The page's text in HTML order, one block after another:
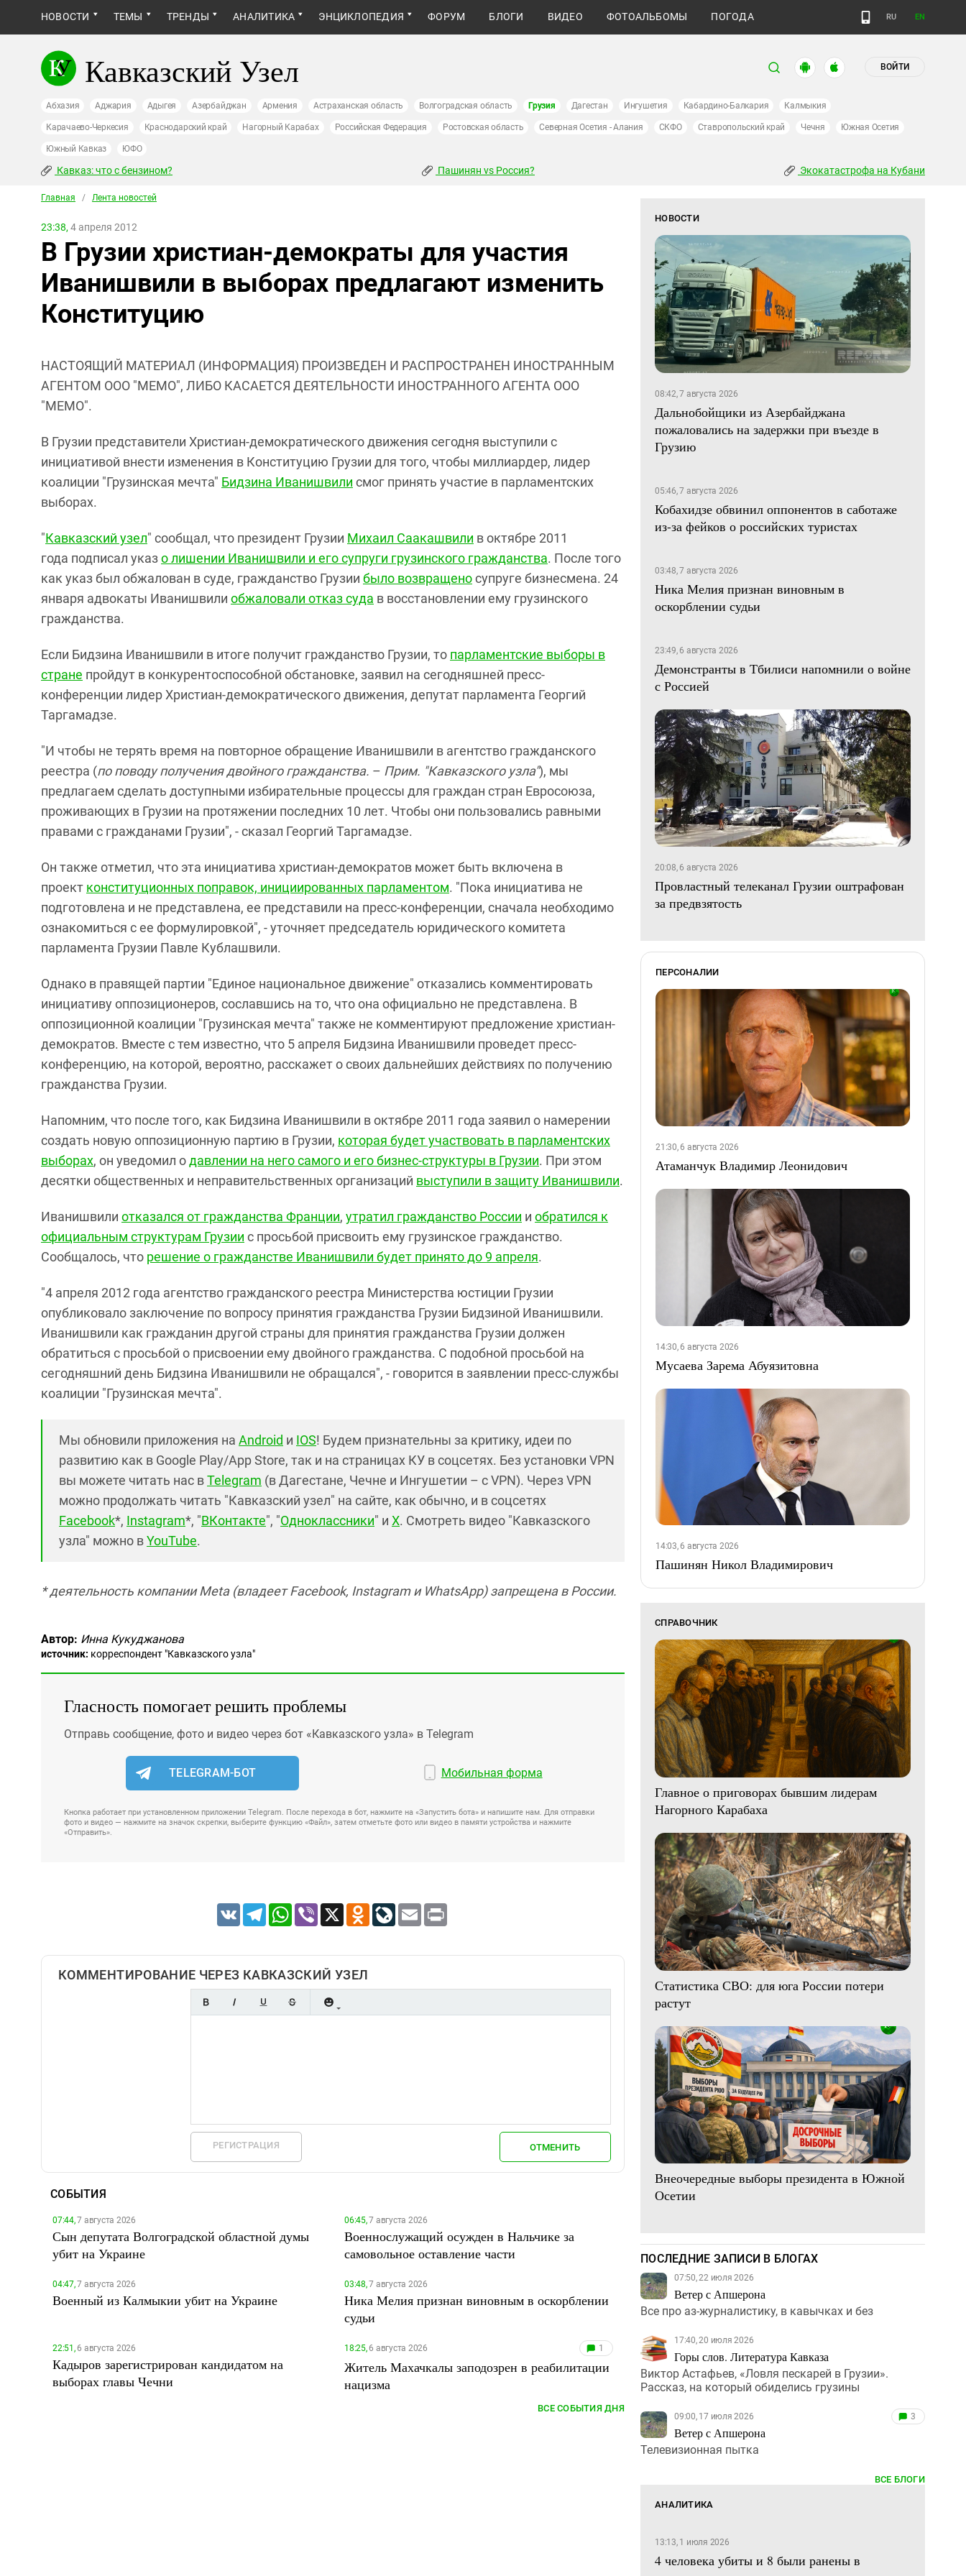
НОВОСТИ ТЕМЫ ТРЕНДЫ АНАЛИТИКА ЭНЦИКЛОПЕДИЯ ФОРУМ БЛОГИ ВИДЕО ФОТОАЛЬБОМЫ ПОГОДА RU EN
Кавказский Узел ВОЙТИ
Абхазия Аджария Адыгея Азербайджан Армения Астраханская область Волгоградская область Грузия Дагестан Ингушетия Кабардино-Балкария Калмыкия
Карачаево-Черкесия Краснодарский край Нагорный Карабах Российская Федерация Ростовская область Северная Осетия - Алания СКФО Ставропольский край Чечня Южная Осетия
Южный Кавказ ЮФО
Кавказ: что с бензином? Пашинян vs Россия? Экокатастрофа на Кубани
Главная / Лента новостей
23:38, 4 апреля 2012
В Грузии христиан-демократы для участия
Иванишвили в выборах предлагают изменить
Конституцию
НАСТОЯЩИЙ МАТЕРИАЛ (ИНФОРМАЦИЯ) ПРОИЗВЕДЕН И РАСПРОСТРАНЕН ИНОСТРАННЫМ
АГЕНТОМ ООО "МЕМО", ЛИБО КАСАЕТСЯ ДЕЯТЕЛЬНОСТИ ИНОСТРАННОГО АГЕНТА ООО
"МЕМО".
В Грузии представители Христиан-демократического движения сегодня выступили с
инициативой внести изменения в Конституцию Грузии для того, чтобы миллиардер, лидер
коалиции "Грузинская мечта" Бидзина Иванишвили смог принять участие в парламентских
выборах.
"Кавказский узел" сообщал, что президент Грузии Михаил Саакашвили в октябре 2011
года подписал указо лишении Иванишвили и его супруги грузинского гражданства. После того
как указ был обжалован в суде, гражданство Грузии было возвращеносупруге бизнесмена. 24
января адвокаты Иванишвили обжаловали отказ суда в восстановлении ему грузинского
гражданства.
Если Бидзина Иванишвили в итоге получит гражданство Грузии, то парламентские выборы в
стране пройдут в конкурентоспособной обстановке, заявил на сегодняшней пресс-
конференции лидер Христиан-демократического движения, депутат парламента Георгий
Таргамадзе.
"И чтобы не терять время на повторное обращение Иванишвили в агентство гражданского
реестра (по поводу получения двойного гражданства. – Прим. "Кавказского узла"), мы
предлагаем сделать доступными избирательные процессы для граждан стран Евросоюза,
проживающих в Грузии на протяжении последних 10 лет. Чтобы они пользовались равными
правами с гражданами Грузии", - сказал Георгий Таргамадзе.
Он также отметил, что эта инициатива христиан-демократов может быть включена в
проект конституционных поправок, инициированных парламентом. "Пока инициатива не
подготовлена и не представлена, ее представили на пресс-конференции, сначала необходимо
ознакомиться с ее формулировкой", - уточняет председатель юридического комитета
парламента Грузии Павле Кублашвили.
Однако в правящей партии "Единое национальное движение" отказались комментировать
инициативу оппозиционеров, сославшись на то, что она официально не представлена. В
оппозиционной коалиции "Грузинская мечта" также не комментируют предложение христиан-
демократов. Вместе с тем известно, что 5 апреля Бидзина Иванишвили проведет пресс-
конференцию, на которой, вероятно, расскажет о своих дальнейших действиях по получению
гражданства Грузии.
Напомним, что после того, как Бидзина Иванишвили в октябре 2011 года заявил о намерении
создать новую оппозиционную партию в Грузии, которая будет участвовать в парламентских
выборах, он уведомил одавлении на него самого и его бизнес-структуры в Грузии. При этом
десятки общественных и неправительственных организаций выступили в защиту Иванишвили.
Иванишвили отказался от гражданства Франции, утратил гражданство России и обратился к
официальным структурам Грузии с просьбой присвоить ему грузинское гражданство.
Сообщалось, что решение о гражданстве Иванишвили будет принято до 9 апреля.
"4 апреля 2012 года агентство гражданского реестра Министерства юстиции Грузии
опубликовало заключение по вопросу принятия гражданства Грузии Бидзиной Иванишвили.
Иванишвили как гражданин другой страны для принятия гражданства Грузии должен
обратиться с просьбой о присвоении ему двойного гражданства. С подобной просьбой на
сегодняшний день Бидзина Иванишвили не обращался", - говорится в заявлении пресс-службы
коалиции "Грузинская мечта".
Мы обновили приложения на Android и IOS! Будем признательны за критику, идеи по
развитию как в Google Play/App Store, так и на страницах КУ в соцсетях. Без установки VPN
вы можете читать нас вTelegram (в Дагестане, Чечне и Ингушетии – с VPN). Через VPN
можно продолжать читать "Кавказский узел" на сайте, как обычно, и в соцсетях
Facebook*, Instagram*, "ВКонтакте", "Одноклассники" и X. Смотреть видео "Кавказского
узла" можно вYouTube.
* деятельность компании Meta (владеет Facebook, Instagram и WhatsApp) запрещена в России.
Автор: Инна Кукуджанова
источник: корреспондент "Кавказского узла"
Гласность помогает решить проблемы
Отправь сообщение, фото и видео через бот «Кавказского узла» в Telegram
TELEGRAM-БОТ Мобильная форма
Кнопка работает при установленном приложении Telegram. После перехода в бот, нажмите на «Запустить бота» и напишите нам. Для отправки
фото и видео — нажмите на значок скрепки, выберите функцию «Файл», затем отметьте фото или видео в памяти устройства и нажмите
«Отправить».
VK TelegramWhatsApp
Viber X Odnoklassniki
LiveJournal
Email
КОММЕНТИРОВАНИЕ ЧЕРЕЗ КАВКАЗСКИЙ УЗЕЛ
РЕГИСТРАЦИЯ ОТМЕНИТЬ
СОБЫТИЯ
07:44,7 августа 2026
Сын депутата Волгоградской областной думы
убит на Украине
06:45,7 августа 2026
Военнослужащий осужден в Нальчике за
самовольное оставление части
04:47,7 августа 2026
Военный из Калмыкии убит на Украине
03:48,7 августа 2026
Ника Мелия признан виновным в оскорблении
судьи
22:51,6 августа 2026
Кадыров зарегистрирован кандидатом на
выборах главы Чечни
18:25,6 августа 2026 1
Житель Махачкалы заподозрен в реабилитации
нацизма
ВСЕ СОБЫТИЯ ДНЯ
НОВОСТИ
08:42, 7 августа 2026
Дальнобойщики из Азербайджана
пожаловались на задержки при въезде в
Грузию
05:46, 7 августа 2026
Кобахидзе обвинил оппонентов в саботаже
из-за фейков о российских туристах
03:48, 7 августа 2026
Ника Мелия признан виновным в
оскорблении судьи
23:49, 6 августа 2026
Демонстранты в Тбилиси напомнили о войне
с Россией
20:08, 6 августа 2026
Провластный телеканал Грузии оштрафован
за предвзятость
ПЕРСОНАЛИИ
21:30, 6 августа 2026
Атаманчук Владимир Леонидович
14:30, 6 августа 2026
Мусаева Зарема Абуязитовна
14:03, 6 августа 2026
Пашинян Никол Владимирович
СПРАВОЧНИК
Главное о приговорах бывшим лидерам
Нагорного Карабаха
Статистика СВО: для юга России потери
растут
Внеочередные выборы президента в Южной
Осетии
ПОСЛЕДНИЕ ЗАПИСИ В БЛОГАХ
07:50, 22 июля 2026
Ветер с Апшерона
Все про аз-журналистику, в кавычках и без
17:40, 20 июля 2026
Горы слов. Литература Кавказа
Виктор Астафьев, «Ловля пескарей в Грузии».
Рассказ, на который обиделись грузины
09:00, 17 июля 2026
Ветер с Апшерона
3
Телевизионная пытка
ВСЕ БЛОГИ
АНАЛИТИКА
13:13, 1 июля 2026
4 человека убиты и 8 были ранены в